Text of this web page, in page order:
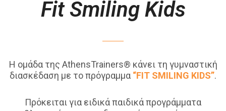
Fit Smiling Kids
Η ομάδα της AthensTrainers® κάνει τη γυμναστική
διασκέδαση με το πρόγραμμα “FIT SMILING KIDS”.
Πρόκειται για ειδικά παιδικά προγράμματα